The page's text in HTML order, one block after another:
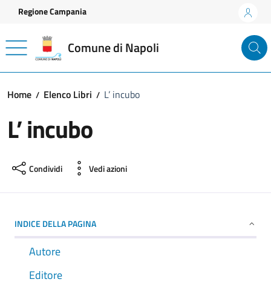
Vai ai contenuti
Vai al footer
Regione Campania
Comune di Napoli
Home Elenco Libri L’ incubo
L’ incubo
Condividi Vedi azioni
INDICE DELLA PAGINA
Autore
Editore